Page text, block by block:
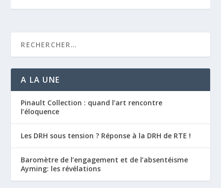
A LA UNE
Pinault Collection : quand l’art rencontre
l’éloquence
Les DRH sous tension ? Réponse à la DRH de RTE !
Baromètre de l’engagement et de l’absentéisme
Ayming: les révélations